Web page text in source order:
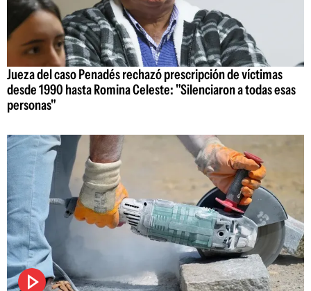
Jueza del caso Penadés rechazó prescripción de víctimas
desde 1990 hasta Romina Celeste: "Silenciaron a todas esas
personas"